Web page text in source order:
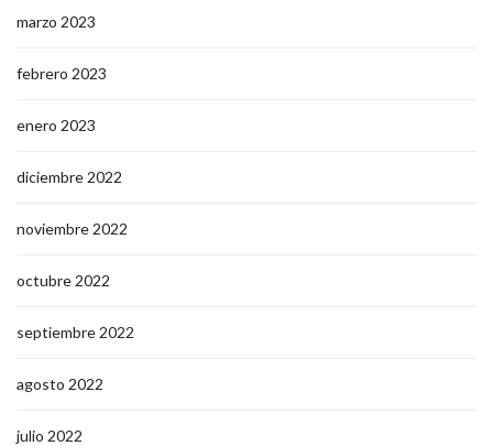
marzo 2023
febrero 2023
enero 2023
diciembre 2022
noviembre 2022
octubre 2022
septiembre 2022
agosto 2022
julio 2022